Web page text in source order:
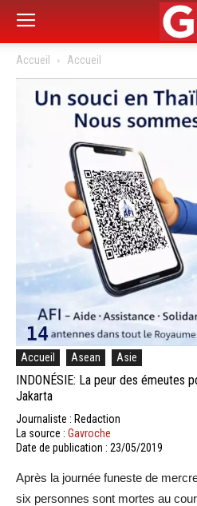
Accueil Accueil
Accueil Asean Asie
INDONÉSIE: La peur des émeutes
Jakarta
Journaliste : Redaction
La source : Gavroche
Date de publication : 23/05/2019
Après la journée funeste de
six personnes sont mortes au